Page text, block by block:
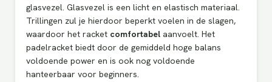
glasvezel. Glasvezel is een licht en elastisch materiaal.
Trillingen zul je hierdoor beperkt voelen in de slagen,
waardoor het racket comfortabel aanvoelt. Het
padelracket biedt door de gemiddeld hoge balans
voldoende power en is ook nog voldoende
hanteerbaar voor beginners.